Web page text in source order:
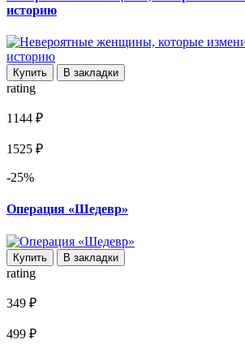
историю
Купить В закладки
rating
1144 ₽
1525 ₽
-25%
Операция «Шедевр»
Купить В закладки
rating
349 ₽
499 ₽